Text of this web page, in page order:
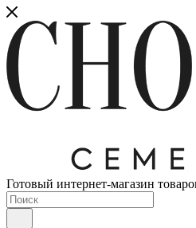
Готовый интернет-магазин